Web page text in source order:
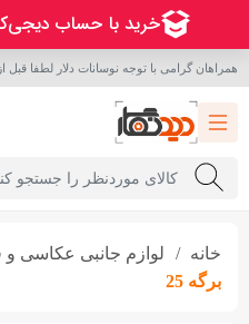
همراهان گرامی با توجه نوسانات دلار لطفا قبل
خانه لوازم جانبی عکاسی و
برگه 25